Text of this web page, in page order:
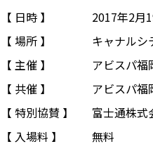
【 日時 】
2017年2月
【 場所 】
キャナルシ
【 主催 】
アビスパ福
【 共催 】
アビスパ福
【 特別協賛 】
富士通株式
【 入場料 】
無料